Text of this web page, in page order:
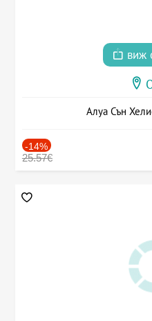
виж
Алуа Сън
-14%
25.57€